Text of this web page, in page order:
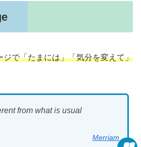
ジで「たまには」「気分を変えて」
from what is usual
Merriam